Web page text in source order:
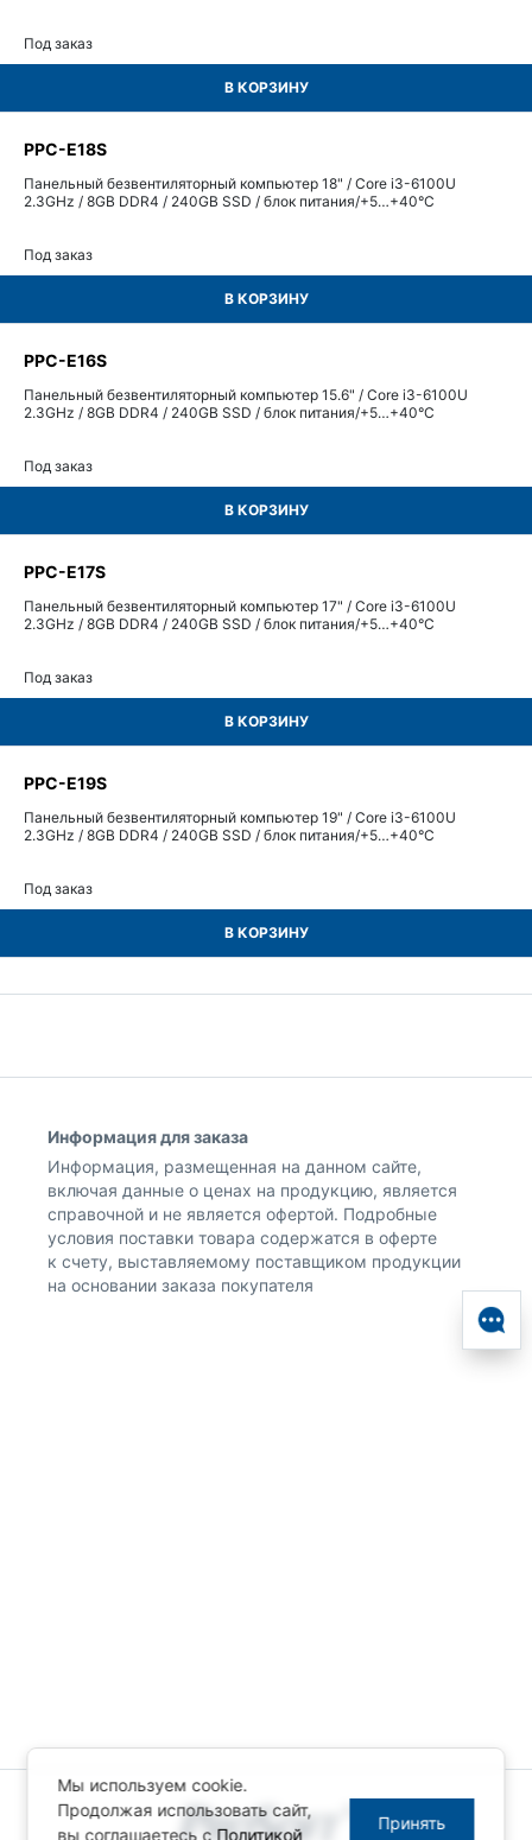
Под заказ
В КОРЗИНУ
PPC-E18S
Панельный безвентиляторный компьютер 18" / Core i3-6100U
2.3GHz / 8GB DDR4 / 240GB SSD / блок питания/+5…+40°С
Под заказ
В КОРЗИНУ
PPC-E16S
Панельный безвентиляторный компьютер 15.6" / Core i3-6100U
2.3GHz / 8GB DDR4 / 240GB SSD / блок питания/+5…+40°С
Под заказ
В КОРЗИНУ
PPC-E17S
Панельный безвентиляторный компьютер 17" / Core i3-6100U
2.3GHz / 8GB DDR4 / 240GB SSD / блок питания/+5…+40°С
Под заказ
В КОРЗИНУ
PPC-E19S
Панельный безвентиляторный компьютер 19" / Core i3-6100U
2.3GHz / 8GB DDR4 / 240GB SSD / блок питания/+5…+40°С
Под заказ
В КОРЗИНУ
Информация для заказа
Информация, размещенная на данном сайте,
включая данные о ценах на продукцию, является
справочной и не является офертой. Подробные
условия поставки товара содержатся в оферте
к счету, выставляемому поставщиком продукции
на основании заказа покупателя
Мы используем cookie.
Продолжая использовать сайт,
вы соглашаетесь с Политикой
Принять